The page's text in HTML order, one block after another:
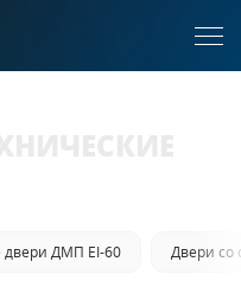
двери ДМП EI-60 Двери со